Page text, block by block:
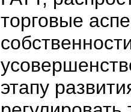
торговые
этапу